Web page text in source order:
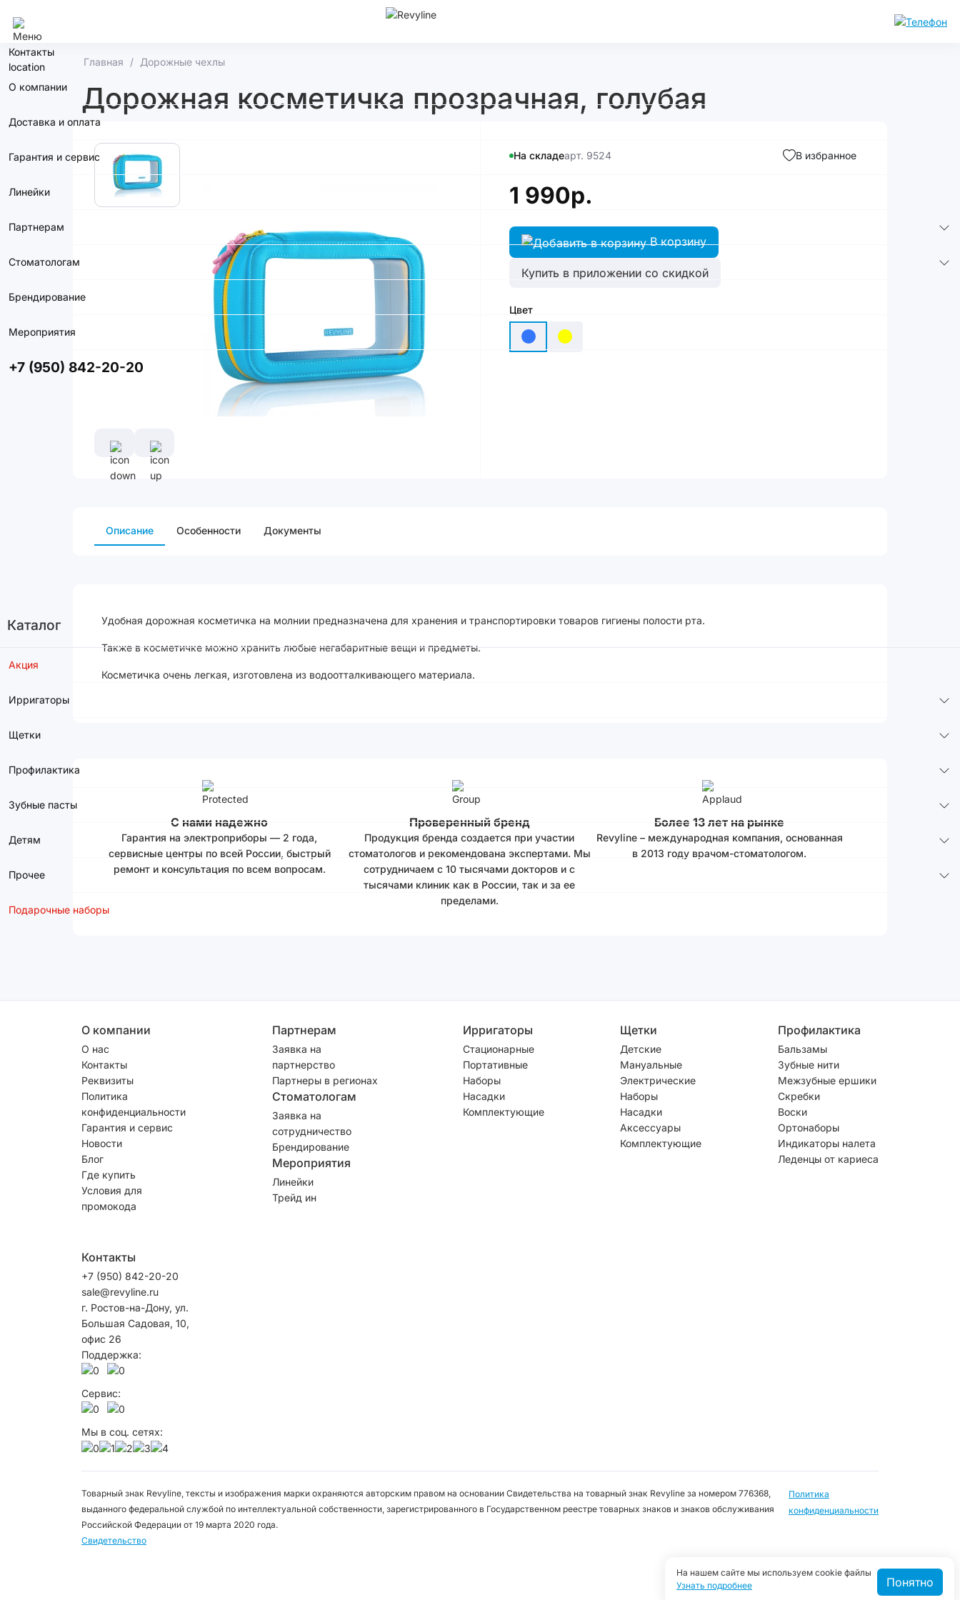
Контакты
О компании
Доставка и оплата
Гарантия и сервис
Линейки
Партнерам
Стоматологам
Брендирование
Мероприятия
+7 (950) 842-20-20
Каталог
Акция
Ирригаторы
Щетки
Профилактика
Зубные пасты
Детям
Прочее
Подарочные наборы
Главная Дорожные чехлы
Дорожная косметичка прозрачная, голубая
На складеарт. 9524 В избранное
1 990р.
В корзину
Купить в приложении со скидкой
Цвет
Описание Особенности Документы
Удобная дорожная косметичка на молнии предназначена для хранения и транспортировки товаров гигиены полости рта.
Также в косметичке можно хранить любые негабаритные вещи и предметы.
Косметичка очень легкая, изготовлена из водоотталкивающего материала.
С нами надежно
Гарантия на электроприборы — 2 года,
сервисные центры по всей России, быстрый
ремонт и консультация по всем вопросам.
Проверенный бренд
Продукция бренда создается при участии
стоматологов и рекомендована экспертами. Мы
сотрудничаем с 10 тысячами докторов и с
тысячами клиник как в России, так и за ее
пределами.
Более 13 лет на рынке
Revyline – международная компания, основанная
в 2013 году врачом-стоматологом.
О компании
О нас
Контакты
Реквизиты
Политика
конфиденциальности
Гарантия и сервис
Новости
Блог
Где купить
Условия для
промокода
Партнерам
Заявка на
партнерство
Партнеры в регионах
Стоматологам
Заявка на
сотрудничество
Брендирование
Мероприятия
Линейки
Трейд ин
Ирригаторы
Стационарные
Портативные
Наборы
Насадки
Комплектующие
Щетки
Детские
Мануальные
Электрические
Наборы
Насадки
Аксессуары
Комплектующие
Профилактика
Бальзамы
Зубные нити
Межзубные ершики
Скребки
Воски
Ортонаборы
Индикаторы налета
Леденцы от кариеса
Контакты
+7 (950) 842-20-20
sale@revyline.ru
г. Ростов-на-Дону, ул.
Большая Садовая, 10,
офис 26
Поддержка:
Сервис:
Мы в соц. сетях:
Товарный знак Revyline, тексты и изображения марки охраняются авторским правом на основании Свидетельства на товарный знак Revyline за номером 776368,
выданного федеральной службой по интеллектуальной собственности, зарегистрированного в Государственном реестре товарных знаков и знаков обслуживания
Российской Федерации от 19 марта 2020 года.
Свидетельство
Политика
конфиденциальности
На нашем сайте мы используем cookie файлы
Узнать подробнее
Понятно